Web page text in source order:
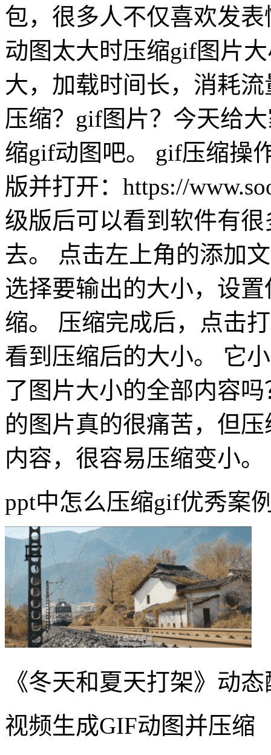
包，很多人不仅喜欢发
动图太大时压缩gif图片
大，加载时间长，消耗
压缩？gif图片？今天给
缩gif动图吧。 gif压缩操
版并打开：https://
级版后可以看到软件有
去。 点击左上角的添加
选择要输出的大小，设
缩。 压缩完成后，点击
看到压缩后的大小。 它
了图片大小的全部内容
的图片真的很痛苦，但
内容，很容易压缩变小
ppt中怎么压缩gif优秀案
《冬天和夏天打架》动
视频生成GIF动图并压缩